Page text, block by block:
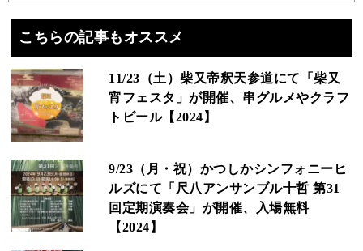
こちらの記事もオススメ
11/23（土）柴又帝釈天参道にて「柴又
宵フェスタ」が開催、串グルメやクラフ
トビール【2024】
9/23（月・祝）かつしかシンフォニーヒ
ルズにて「尺八アンサンブル十哲 第31
回定期演奏会」が開催、入場無料
【2024】